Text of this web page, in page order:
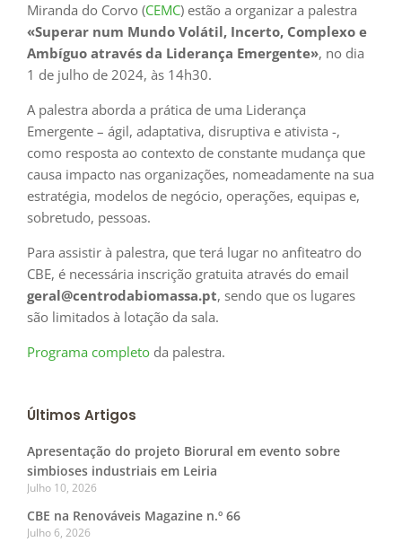
Miranda do Corvo (CEMC) estão a organizar a palestra
«Superar num Mundo Volátil, Incerto, Complexo e
Ambíguo através da Liderança Emergente», no dia
1 de julho de 2024, às 14h30.
A palestra aborda a prática de uma Liderança
Emergente – ágil, adaptativa, disruptiva e ativista -,
como resposta ao contexto de constante mudança que
causa impacto nas organizações, nomeadamente na sua
estratégia, modelos de negócio, operações, equipas e,
sobretudo, pessoas.
Para assistir à palestra, que terá lugar no anfiteatro do
CBE, é necessária inscrição gratuita através do email
geral@centrodabiomassa.pt, sendo que os lugares
são limitados à lotação da sala.
Programa completo da palestra.
Últimos Artigos
Apresentação do projeto Biorural em evento sobre
simbioses industriais em Leiria
Julho 10, 2026
CBE na Renováveis Magazine n.º 66
Julho 6, 2026